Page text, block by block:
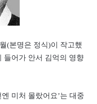
(본명은 정식)이 작고했
들어가 안서 김억의 영향
엔 미처 몰랐어요’는 대중